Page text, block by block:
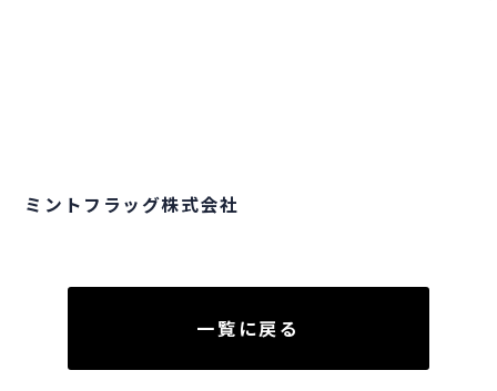
ミントフラッグ株式会社
一覧に戻る